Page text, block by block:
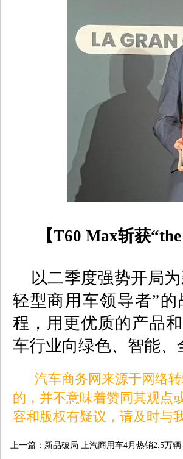
【T60 Max斩获“
以二季度强势开局为
轻型商用车领导者”
程，用更优质的产品
车行业向绿色、智能
汽车商务网来源于网络转
的，并不意味着赞同其观点
容和版权有疑议，请及时与
上一篇： 新品破局 上汽商用车4月热销2.5万辆